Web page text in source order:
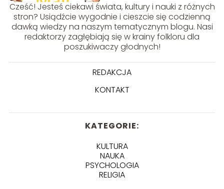
Cześć! Jesteś ciekawi świata, kultury i nauki z różnych
stron? Usiądźcie wygodnie i cieszcie się codzienną
dawką wiedzy na naszym tematycznym blogu. Nasi
redaktorzy zagłębiają się w krainy folkloru dla
poszukiwaczy głodnych!
REDAKCJA
KONTAKT
KATEGORIE:
KULTURA
NAUKA
PSYCHOLOGIA
RELIGIA